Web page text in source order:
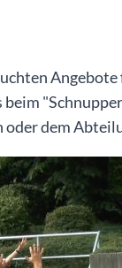
dem